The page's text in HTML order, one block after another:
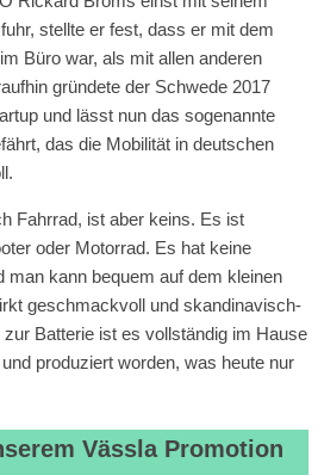
stellte er fest, dass er mit dem
Büro war, als mit allen anderen
gründete der Schwede 2017
und lässt nun das sogenannte
das die Mobilität in deutschen
Fahrrad, ist aber keins. Es ist
oder Motorrad. Es hat keine
man kann bequem auf dem kleinen
geschmackvoll und skandinavisch-
Batterie ist es vollständig im Hause
produziert worden, was heute nur
Vässla Promotion